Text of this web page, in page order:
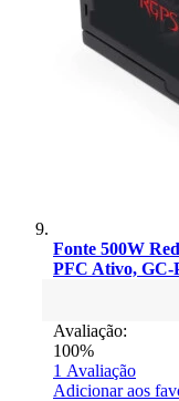
Fonte 500W
PFC Ativo, GC-
Avaliação:
100%
1 Avaliação
Adicionar aos